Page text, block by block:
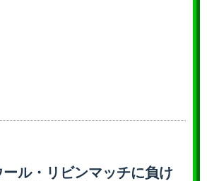
ール・リビンマッチに負け